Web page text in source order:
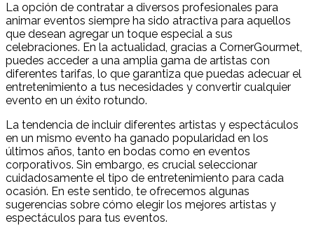
La opción de contratar a diversos profesionales para
animar eventos siempre ha sido atractiva para aquellos
que desean agregar un toque especial a sus
celebraciones. En la actualidad, gracias a CornerGourmet,
puedes acceder a una amplia gama de artistas con
diferentes tarifas, lo que garantiza que puedas adecuar el
entretenimiento a tus necesidades y convertir cualquier
evento en un éxito rotundo.
La tendencia de incluir diferentes artistas y espectáculos
en un mismo evento ha ganado popularidad en los
últimos años, tanto en bodas como en eventos
corporativos. Sin embargo, es crucial seleccionar
cuidadosamente el tipo de entretenimiento para cada
ocasión. En este sentido, te ofrecemos algunas
sugerencias sobre cómo elegir los mejores artistas y
espectáculos para tus eventos.